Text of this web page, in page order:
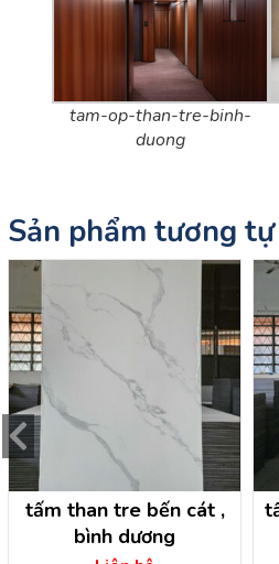
tam-op-than-tre-binh-
duong
Sản phẩm tương tự
tấm than tre bến cát ,
bình dương